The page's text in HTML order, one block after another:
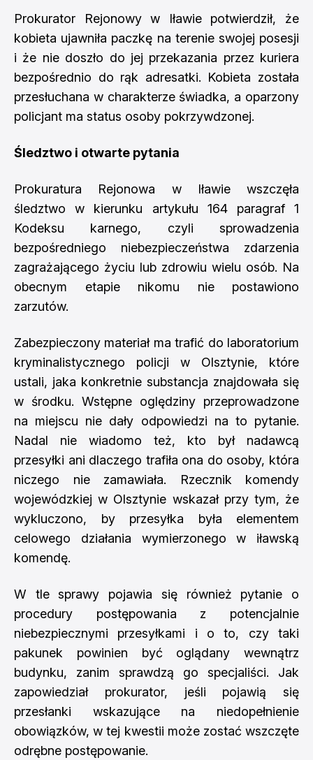
Prokurator Rejonowy w Iławie potwierdził, że
kobieta ujawniła paczkę na terenie swojej posesji
i że nie doszło do jej przekazania przez kuriera
bezpośrednio do rąk adresatki. Kobieta została
przesłuchana w charakterze świadka, a oparzony
policjant ma status osoby pokrzywdzonej.
Śledztwo i otwarte pytania
Prokuratura Rejonowa w Iławie wszczęła
śledztwo w kierunku artykułu 164 paragraf 1
Kodeksu karnego, czyli sprowadzenia
bezpośredniego niebezpieczeństwa zdarzenia
zagrażającego życiu lub zdrowiu wielu osób. Na
obecnym etapie nikomu nie postawiono
zarzutów.
Zabezpieczony materiał ma trafić do laboratorium
kryminalistycznego policji w Olsztynie, które
ustali, jaka konkretnie substancja znajdowała się
w środku. Wstępne oględziny przeprowadzone
na miejscu nie dały odpowiedzi na to pytanie.
Nadal nie wiadomo też, kto był nadawcą
przesyłki ani dlaczego trafiła ona do osoby, która
niczego nie zamawiała. Rzecznik komendy
wojewódzkiej w Olsztynie wskazał przy tym, że
wykluczono, by przesyłka była elementem
celowego działania wymierzonego w iławską
komendę.
W tle sprawy pojawia się również pytanie o
procedury postępowania z potencjalnie
niebezpiecznymi przesyłkami i o to, czy taki
pakunek powinien być oglądany wewnątrz
budynku, zanim sprawdzą go specjaliści. Jak
zapowiedział prokurator, jeśli pojawią się
przesłanki wskazujące na niedopełnienie
obowiązków, w tej kwestii może zostać wszczęte
odrębne postępowanie.